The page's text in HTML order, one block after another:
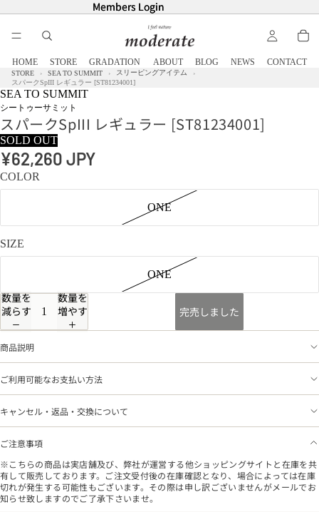
Members Login
Members Login
HOME STORE GRADATION ABOUT BLOG NEWS CONTACT
STORE SEA TO SUMMIT
スリーピングアイテム
スパークSpIII レギュラー [ST81234001]
SEA TO SUMMIT
シートゥーサミット
スパークSpIII レギュラー [ST81234001]
SOLD OUT
¥62,260 JPY
COLOR
ONE
SIZE
ONE
数量を
減らす
数量を
増やす
完売しました
商品説明
ご利用可能なお支払い方法
キャンセル・返品・交換について
ご注意事項
※こちらの商品は実店舗及び、弊社が運営する他ショッピングサイトと在庫を共
有して販売しております。ご注文受付後の在庫確認となり、場合によっては在庫
切れが発生する可能性もございます。その際は申し訳ございませんがメールでお
知らせ致しますのでご了承下さいませ。